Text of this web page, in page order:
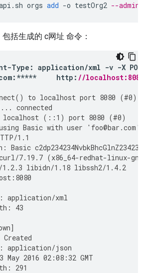
. sh orgs add -o testOrg2 --admin
括生成的 c网址 命令：
-Type : application/xml -v -X
: ***** http : //
() to localhost port 8080 (#0)
... connected
localhost ( :: 1 ) port 8080 (#0)
Basic with user ' foo@bar .com '
/1.1
: Basic
/7.19.7 (x86_64-redhat-linux-gnu
/1.2.3 libidn/1.18 libssh2/1.4.2
: 8080
: application/xml
:
43
]
Created
: application/json
May 2016 02 :08 : 32 GMT
:
291